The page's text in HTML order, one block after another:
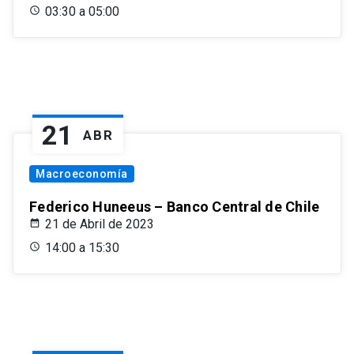
03:30 a 05:00
21 ABR
Macroeconomía
Federico Huneeus – Banco Central de Chile
21 de Abril de 2023
14:00 a 15:30